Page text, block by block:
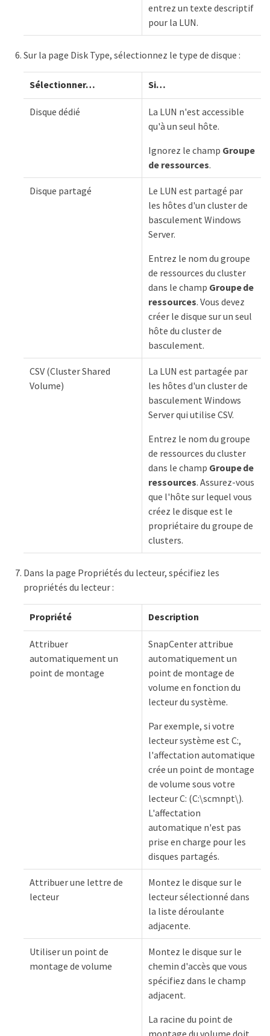
entrez un texte descriptif
pour la LUN.
Sur la page Disk Type, sélectionnez le type de disque :
Sélectionner…​ Si…​
Disque dédié
La LUN n'est accessible
qu'à un seul hôte.
Ignorez le champ Groupe
de ressources.
Disque partagé
Le LUN est partagé par
les hôtes d'un cluster de
basculement Windows
Server.
Entrez le nom du groupe
de ressources du cluster
dans le champ Groupe de
ressources. Vous devez
créer le disque sur un seul
hôte du cluster de
basculement.
CSV (Cluster Shared
Volume)
La LUN est partagée par
les hôtes d'un cluster de
basculement Windows
Server qui utilise CSV.
Entrez le nom du groupe
de ressources du cluster
dans le champ Groupe de
ressources. Assurez-vous
que l'hôte sur lequel vous
créez le disque est le
propriétaire du groupe de
clusters.
Dans la page Propriétés du lecteur, spécifiez les
propriétés du lecteur :
Propriété Description
Attribuer
automatiquement un
point de montage
SnapCenter attribue
automatiquement un
point de montage de
volume en fonction du
lecteur du système.
Par exemple, si votre
lecteur système est C:,
l'affectation automatique
crée un point de montage
de volume sous votre
lecteur C: (C:\scmnpt\).
L'affectation
automatique n'est pas
prise en charge pour les
disques partagés.
Attribuer une lettre de
lecteur
Montez le disque sur le
lecteur sélectionné dans
la liste déroulante
adjacente.
Utiliser un point de
montage de volume
Montez le disque sur le
chemin d'accès que vous
spécifiez dans le champ
adjacent.
La racine du point de